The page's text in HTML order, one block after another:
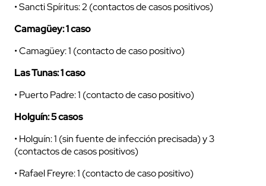
• Sancti Spíritus: 2 (contactos de casos positivos)
Camagüey: 1 caso
• Camagüey: 1 (contacto de caso positivo)
Las Tunas: 1 caso
• Puerto Padre: 1 (contacto de caso positivo)
Holguín: 5 casos
• Holguín: 1 (sin fuente de infección precisada) y 3
(contactos de casos positivos)
• Rafael Freyre: 1 (contacto de caso positivo)